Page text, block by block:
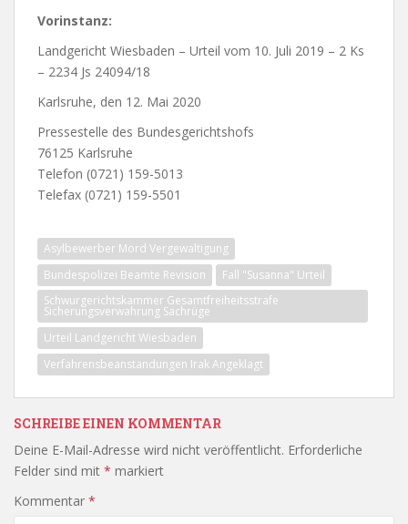
Vorinstanz:
Landgericht Wiesbaden – Urteil vom 10. Juli 2019 – 2 Ks
– 2234 Js 24094/18
Karlsruhe, den 12. Mai 2020
Pressestelle des Bundesgerichtshofs
76125 Karlsruhe
Telefon (0721) 159-5013
Telefax (0721) 159-5501
Asylbewerber Mord Vergewaltigung
Bundespolizei Beamte Revision
Fall "Susanna" Urteil
Schwurgerichtskammer Gesamtfreiheitsstrafe
Sicherungsverwahrung Sachrüge
Urteil Landgericht Wiesbaden
Verfahrensbeanstandungen Irak Angeklagt
SCHREIBE EINEN KOMMENTAR
Deine E-Mail-Adresse wird nicht veröffentlicht. Erforderliche
Felder sind mit * markiert
Kommentar *